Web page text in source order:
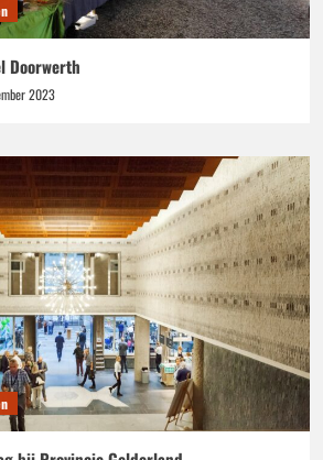
Doorwerth
2023